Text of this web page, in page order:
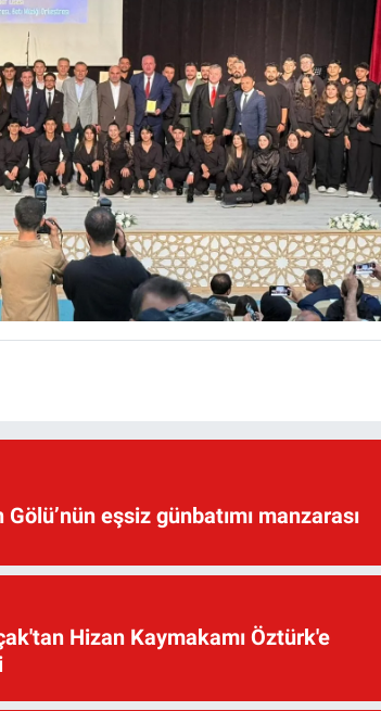
eşsiz günbatımı manzarası
Hizan Kaymakamı Öztürk'e